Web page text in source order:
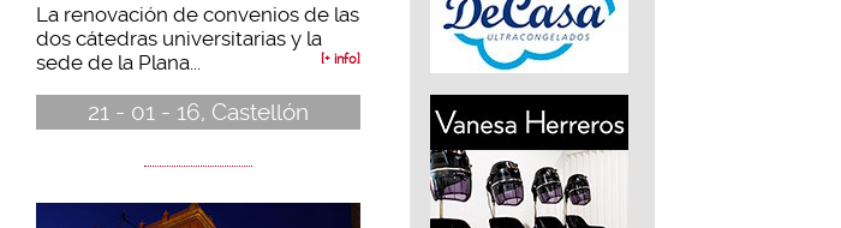
La renovación de convenios de las
dos cátedras universitarias y la
sede de la Plana...
[+ info]
21 - 01 - 16, Castellón